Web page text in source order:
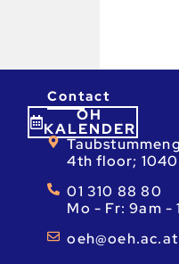
ÖH
KALENDER
Contact
4th floor; 1040
01 310 88 80
Mo - Fr: 9am -
ta.ca.heo@heo